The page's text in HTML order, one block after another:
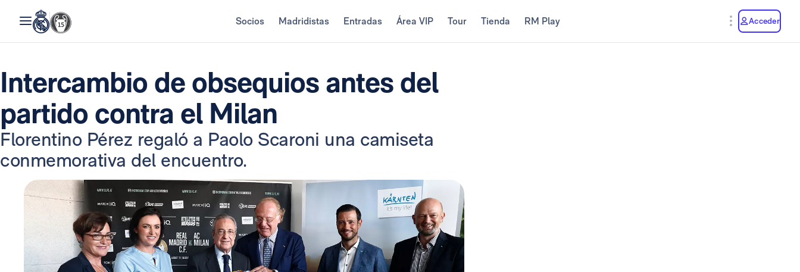
Socios Madridistas Entradas Área VIP Tour Tienda RM Play Acceder
Intercambio de obsequios antes del
partido contra el Milan
Florentino Pérez regaló a Paolo Scaroni una camiseta
conmemorativa del encuentro.